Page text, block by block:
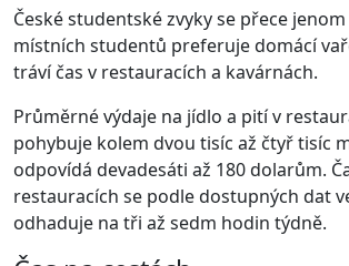
České studentské zvyky se přece
místních studentů preferuje domácí
tráví čas v restauracích a kavárnách.
Průměrné výdaje na jídlo a pití v
pohybuje kolem dvou tisíc až čtyř tisíc
odpovídá devadesáti až 180 dolarům.
restauracích se podle dostupných dat
odhaduje na tři až sedm hodin týdně.